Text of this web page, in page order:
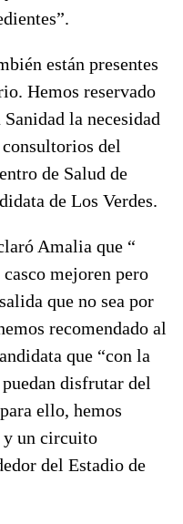
están presentes
Hemos reservado
la necesidad
del
de Salud de
de Los Verdes.
Amalia que “
mejoren pero
que no sea por
recomendado al
que “con la
disfrutar del
ello, hemos
y un circuito
del Estadio de